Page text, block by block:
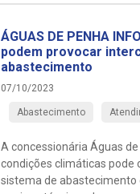
ÁGUAS DE PENHA
podem provocar
abastecimento
07/10/2023
Abastecimento
A concessionária Águas
condições climáticas pode
sistema de abastecimento